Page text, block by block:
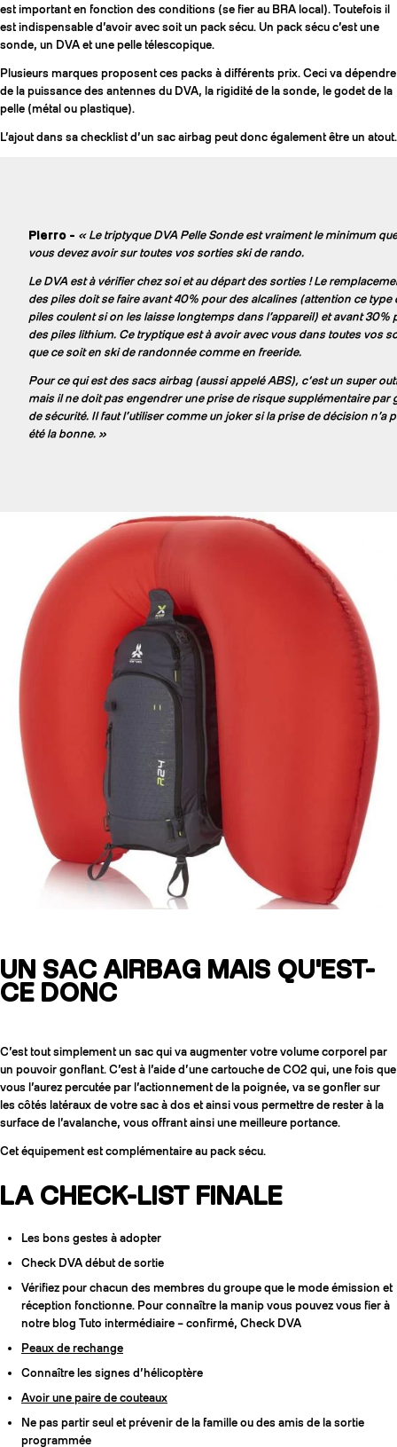
est important en fonction des conditions (se fier au BRA local). Toutefois il
est indispensable d’avoir avec soit un pack sécu. Un pack sécu c’est une
sonde, un DVA et une pelle télescopique.
Plusieurs marques proposent ces packs à différents prix. Ceci va dépendre
de la puissance des antennes du DVA, la rigidité de la sonde, le godet de la
pelle (métal ou plastique).
L’ajout dans sa checklist d’un sac airbag peut donc également être un atout.
Pierro - « Le triptyque DVA Pelle Sonde est vraiment le minimum que
vous devez avoir sur toutes vos sorties ski de rando.
Le DVA est à vérifier chez soi et au départ des sorties ! Le
des piles doit se faire avant 40% pour des alcalines (attention ce type
piles coulent si on les laisse longtemps dans l’appareil) et avant 30%
des piles lithium. Ce tryptique est à avoir avec vous dans toutes vos
que ce soit en ski de randonnée comme en freeride.
Pour ce qui est des sacs airbag (aussi appelé ABS), c‘est un super
mais il ne doit pas engendrer une prise de risque supplémentaire par
de sécurité. Il faut l’utiliser comme un joker si la prise de décision n’a
été la bonne. »
UN SAC AIRBAG MAIS QU'EST-
CE DONC
C’est tout simplement un sac qui va augmenter votre volume corporel par
un pouvoir gonflant. C’est à l’aide d’une cartouche de CO2 qui, une fois que
vous l’aurez percutée par l’actionnement de la poignée, va se gonfler sur
les côtés latéraux de votre sac à dos et ainsi vous permettre de rester à la
surface de l’avalanche, vous offrant ainsi une meilleure portance.
Cet équipement est complémentaire au pack sécu.
LA CHECK-LIST FINALE
Les bons gestes à adopter
Check DVA début de sortie
Vérifiez pour chacun des membres du groupe que le mode émission et
réception fonctionne. Pour connaître la manip vous pouvez vous fier à
notre blog Tuto intermédiaire – confirmé, Check DVA
Peaux de rechange
Connaître les signes d’hélicoptère
Avoir une paire de couteaux
Ne pas partir seul et prévenir de la famille ou des amis de la sortie
programmée